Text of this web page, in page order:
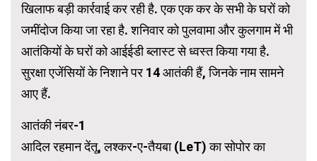
खिलाफ बड़ी कार्रवाई कर रही है. एक एक कर के सभी के घरों को
जमींदोज किया जा रहा है. शनिवार को पुलवामा और कुलगाम में भी
आतंकियों के घरों को आईईडी ब्लास्ट से ध्वस्त किया गया है.
सुरक्षा एजेंसियों के निशाने पर 14 आतंकी हैं, जिनके नाम सामने
आए हैं.
आतंकी नंबर-1
आदिल रहमान देंतू, लश्कर-ए-तैयबा (LeT) का सोपोर का